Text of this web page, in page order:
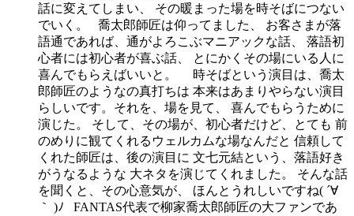
話に変えてしまい、 その暖まった場を時そばにつない
でいく。 喬太郎師匠は仰ってました、 お客さまが落
語通であれば、通がよろこぶマニアックな話、 落語初
心者には初心者が喜ぶ話、 とにかくその場にいる人に
喜んでもらえばいいと。 時そばという演目は、喬太
郎師匠のようなの真打ちは 本来はあまりやらない演目
らしいです。それを、場を見て、 喜んでもらうために
演じた。 そして、その場が、初心者だけど、とても 前
のめりに観てくれるウェルカムな場なんだと 信頼して
くれた師匠は、後の演目に 文七元結という、落語好き
がうなるような 大ネタを演じてくれました。 そんな話
を聞くと、その心意気が、 ほんとうれしいですね( ´∀
｀ )ﾉ FANTAS代表で柳家喬太郎師匠の大ファンであ